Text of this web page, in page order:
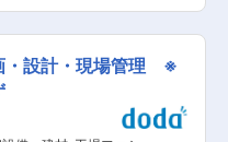
ヤリティ
の契約率
ショップ
になっ
ビニのか
年クボタ
、トラク
ボタ社が
く、相続
のような
客様が安心
、物件を
という実
に仕上げ
・設計・現場管理 ※